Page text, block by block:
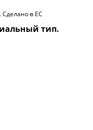
Сделано в ЕС
тип.